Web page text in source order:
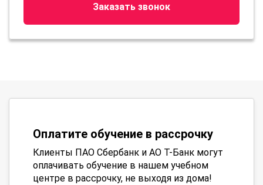
Заказать звонок
Оплатите обучение в рассрочку
Клиенты ПАО Сбербанк и АО Т-Банк могут
оплачивать обучение в нашем учебном
центре в рассрочку, не выходя из дома!